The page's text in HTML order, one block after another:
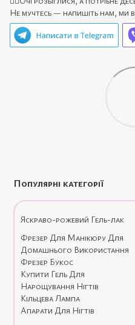
Не мучтесь — напишіть нам, ми
Популярні категорії
Яскраво-рожевий Гель-лак
Фрезер Для Манікюру Для
Домашнього Використання
Фрезер Букос
Купити Гель Для
Нарощування Нігтів
Кільцева Лампа
Апарати Для Нігтів